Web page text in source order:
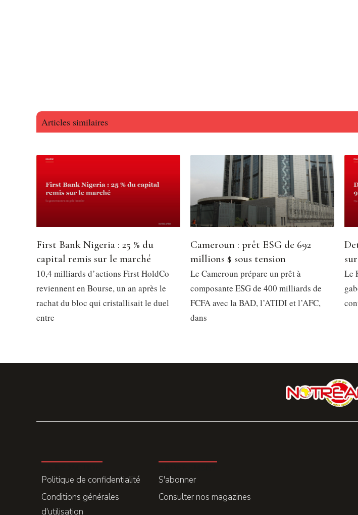
Articles similaires
First Bank Nigeria : 25 % du
capital remis sur le marché
10,4 milliards d’actions First HoldCo
reviennent en Bourse, un an après le
rachat du bloc qui cristallisait le duel
entre
Cameroun : prêt ESG de 692
millions $ sous tension
Le Cameroun prépare un prêt à
composante ESG de 400 milliards de
FCFA avec la BAD, l’ATIDI et l’AFC,
dans
Le
Politique de confidentialité
Conditions générales
d'utilisation
S'abonner
Consulter nos magazines